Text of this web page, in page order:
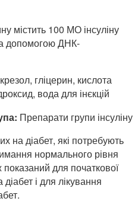
містить 100 МО інсуліну
допомогою ДНК-
гліцерин, кислота
вода для інєкцій
Препарати групи інсуліну
на діабет, які потребують
нормального рівня
показаний для початкової
діабет і для лікування